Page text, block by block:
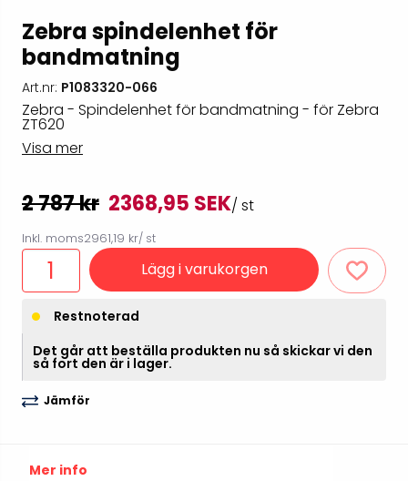
Zebra spindelenhet för
bandmatning
Art.nr: P1083320-066
Zebra - Spindelenhet för bandmatning - för Zebra
ZT620
Visa mer
2 787 kr 2368,95 SEK/ st
Inkl. moms2961,19 kr/ st
Lägg i varukorgen
Restnoterad
Det går att beställa produkten nu så skickar vi den
så fort den är i lager.
Jämför
Mer info